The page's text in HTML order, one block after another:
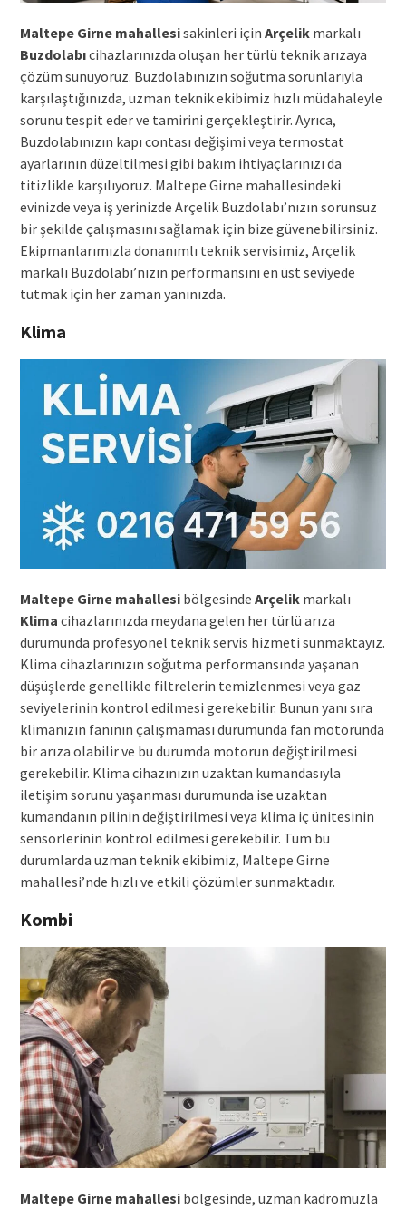
Maltepe Girne mahallesisakinleri için Arçelikmarkalı
Buzdolabıcihazlarınızda oluşan her türlü teknik arızaya
çözüm sunuyoruz. Buzdolabınızın soğutma sorunlarıyla
karşılaştığınızda, uzman teknik ekibimiz hızlı müdahaleyle
sorunu tespit eder ve tamirini gerçekleştirir. Ayrıca,
Buzdolabınızın kapı contası değişimi veya termostat
ayarlarının düzeltilmesi gibi bakım ihtiyaçlarınızı da
titizlikle karşılıyoruz. Maltepe Girne mahallesindeki
evinizde veya iş yerinizde Arçelik Buzdolabı’nızın sorunsuz
bir şekilde çalışmasını sağlamak için bize güvenebilirsiniz.
Ekipmanlarımızla donanımlı teknik servisimiz, Arçelik
markalı Buzdolabı’nızın performansını en üst seviyede
tutmak için her zaman yanınızda.
Klima
Maltepe Girne mahallesibölgesinde Arçelikmarkalı
Klima cihazlarınızda meydana gelen her türlü arıza
durumunda profesyonel teknik servis hizmeti sunmaktayız.
Klima cihazlarınızın soğutma performansında yaşanan
düşüşlerde genellikle filtrelerin temizlenmesi veya gaz
seviyelerinin kontrol edilmesi gerekebilir. Bunun yanı sıra
klimanızın fanının çalışmaması durumunda fan motorunda
bir arıza olabilir ve bu durumda motorun değiştirilmesi
gerekebilir. Klima cihazınızın uzaktan kumandasıyla
iletişim sorunu yaşanması durumunda ise uzaktan
kumandanın pilinin değiştirilmesi veya klima iç ünitesinin
sensörlerinin kontrol edilmesi gerekebilir. Tüm bu
durumlarda uzman teknik ekibimiz, Maltepe Girne
mahallesi’nde hızlı ve etkili çözümler sunmaktadır.
Kombi
Maltepe Girne mahallesibölgesinde, uzman kadromuzla